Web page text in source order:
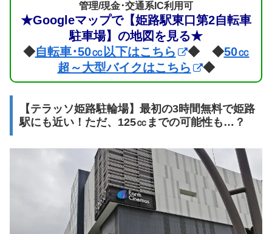
管理/現金･交通系IC利用可
★Googleマップで【姫路駅東口第2自転車
駐車場】の地図を見る★
◆自転車･50㏄以下はこちら ◆ ◆50㏄
超～大型バイクはこちら
◆
【テラッソ姫路駐輪場】最初の3時間無料で姫路
駅にも近い！ただ、125㏄までの可能性も…？